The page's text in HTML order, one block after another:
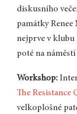
diskusního
památky
nejprve v klubu
poté na náměstí
Workshop:
The Resistance
velkoplošné